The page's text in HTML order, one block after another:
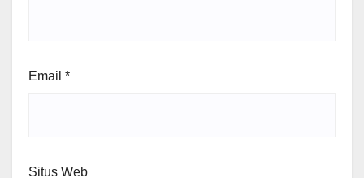
Email *
Situs Web